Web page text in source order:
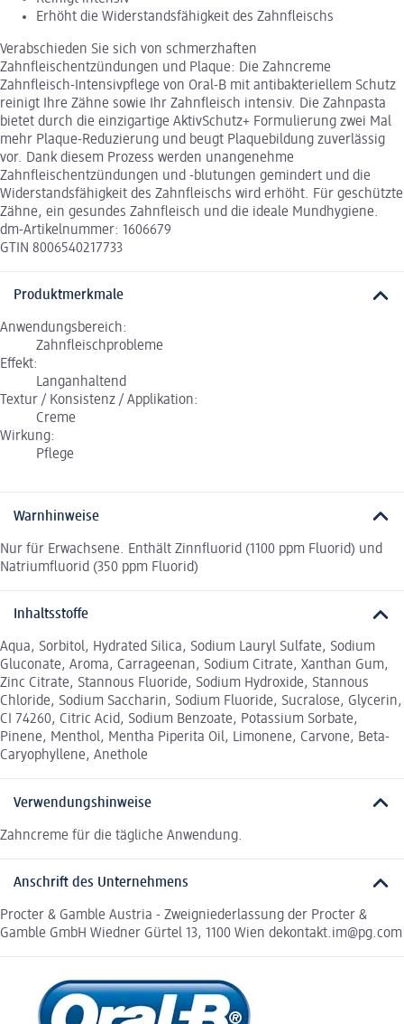
Erhöht die Widerstandsfähigkeit des Zahnfleischs
Verabschieden Sie sich von schmerzhaften
Zahnfleischentzündungen und Plaque: Die Zahncreme
Zahnfleisch-Intensivpflege von Oral-B mit antibakteriellem Schutz
reinigt Ihre Zähne sowie Ihr Zahnfleisch intensiv. Die Zahnpasta
bietet durch die einzigartige AktivSchutz+ Formulierung zwei Mal
mehr Plaque-Reduzierung und beugt Plaquebildung zuverlässig
vor. Dank diesem Prozess werden unangenehme
Zahnfleischentzündungen und -blutungen gemindert und die
Widerstandsfähigkeit des Zahnfleischs wird erhöht. Für geschützte
Zähne, ein gesundes Zahnfleisch und die ideale Mundhygiene.
dm-Artikelnummer: 1606679
GTIN 8006540217733
Produktmerkmale
Anwendungsbereich:
Zahnfleischprobleme
Effekt:
Langanhaltend
Textur / Konsistenz / Applikation:
Creme
Wirkung:
Pflege
Warnhinweise
Nur für Erwachsene. Enthält Zinnfluorid (1100 ppm Fluorid) und
Natriumfluorid (350 ppm Fluorid)
Inhaltsstoffe
Aqua, Sorbitol, Hydrated Silica, Sodium Lauryl Sulfate, Sodium
Gluconate, Aroma, Carrageenan, Sodium Citrate, Xanthan Gum,
Zinc Citrate, Stannous Fluoride, Sodium Hydroxide, Stannous
Chloride, Sodium Saccharin, Sodium Fluoride, Sucralose, Glycerin,
CI 74260, Citric Acid, Sodium Benzoate, Potassium Sorbate,
Pinene, Menthol, Mentha Piperita Oil, Limonene, Carvone, Beta-
Caryophyllene, Anethole
Verwendungshinweise
Zahncreme für die tägliche Anwendung.
Anschrift des Unternehmens
Procter & Gamble Austria - Zweigniederlassung der Procter &
Gamble GmbH Wiedner Gürtel 13, 1100 Wien dekontakt.im@pg.com